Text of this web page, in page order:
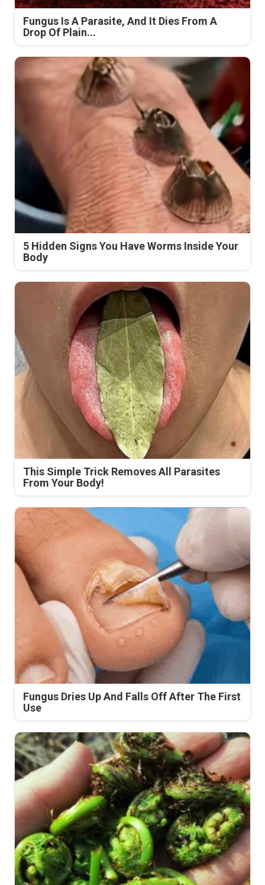
Fungus Is A Parasite, And It Dies From A
Drop Of Plain...
5 Hidden Signs You Have Worms Inside Your
Body
This Simple Trick Removes All Parasites
From Your Body!
Fungus Dries Up And Falls Off After The First
Use